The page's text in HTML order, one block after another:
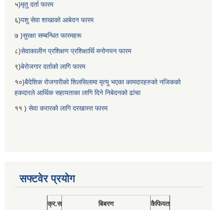
५)मृतु दर्ता फारम
६)पशु सेवा शाखाको आबेदन फारम
७ )सुरक्षा सम्बन्धित फारमहरू
८)सेवाकालीन प्रशिक्षण प्रशिक्षार्थि मनोनयन फारम
९)बेरोजगार दर्ताको लागि फारम
१०)बैदेशिक रोजगारीको शिलसिलामा मृत्यु भएका कामदारहरुको नजिकको
हकदारले आर्थिक सहायताका लागि दिने निबेदनको ढांचा
११ ) सेवा करारको लागि दरखास्त फारम
सफ्टवेर प्रयोग
क्र.स बिबरण कैफियत